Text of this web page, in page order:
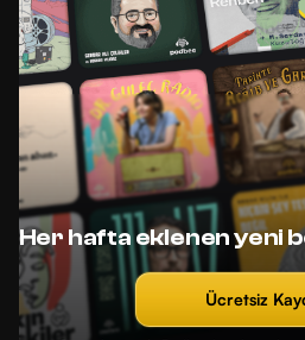
Her hafta eklenen yeni
Ücretsiz